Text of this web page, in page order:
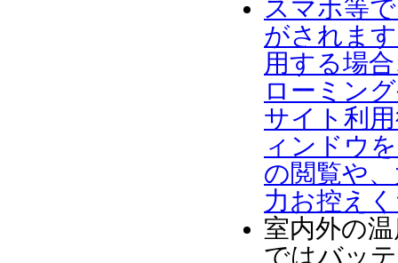
スマホ等
がされま
用する場
ローミン
サイト利
ィンドウ
の閲覧や
力お控え
室内外の
ではバッ